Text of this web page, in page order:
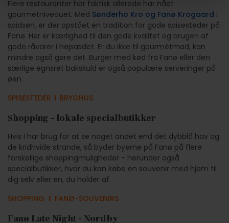
Flere restauranter har faktisk allerede har nået
gourmetniveauet. Med Sønderho Kro og Fanø Krogaard i
spidsen, er der opstået en tradition for gode spisesteder på
Fanø. Her er kærlighed til den gode kvalitet og brugen af
gode råvarer i højsædet. Er du ikke til gourmétmad, kan
mindre også gøre det. Burger med kød fra Fanø eller den
særlige egnsret bakskuld er også populære serveringer på
øen.
SPISESTEDER l BRYGHUS
Shopping - lokale specialbutikker
Hvis I har brug for at se noget andet end det dybblå hav og
de kridhvide strande, så byder byerne på Fanø på flere
forskellige shoppingmuligheder - herunder også
specialbutikker, hvor du kan købe en souvenir med hjem til
dig selv eller en, du holder af.
SHOPPING l FANØ-SOUVENIRS
Fanø Late Night - Nordby